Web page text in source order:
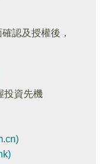
確認及授權後，
投資先機